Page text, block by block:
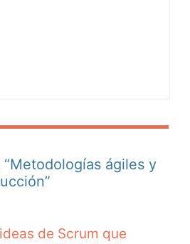
ágiles y
de Scrum que